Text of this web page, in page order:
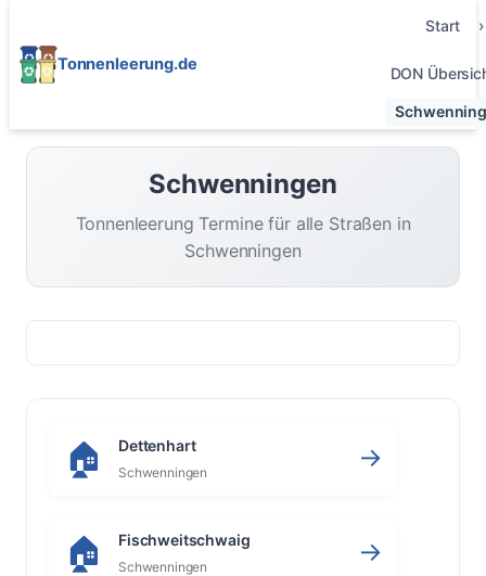
Tonnenleerung.de
Start
DON
Schwenningen
Tonnenleerung Termine für alle Straßen in
Schwenningen
🏠 Dettenhart
Schwenningen →
🏠 Fischweitschwaig
Schwenningen →